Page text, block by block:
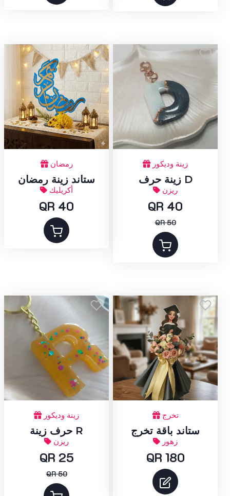
رمضان
ستاند زينة رمضان
أكريليك
QR 40
زينة وديكور
زينة حرف D
ريزن
QR 40
QR 50
زينة وديكور
حرف زينة R
ريزن
QR 25
QR 50
تخرج
ستاند باقة تخرج
زهور
QR 180